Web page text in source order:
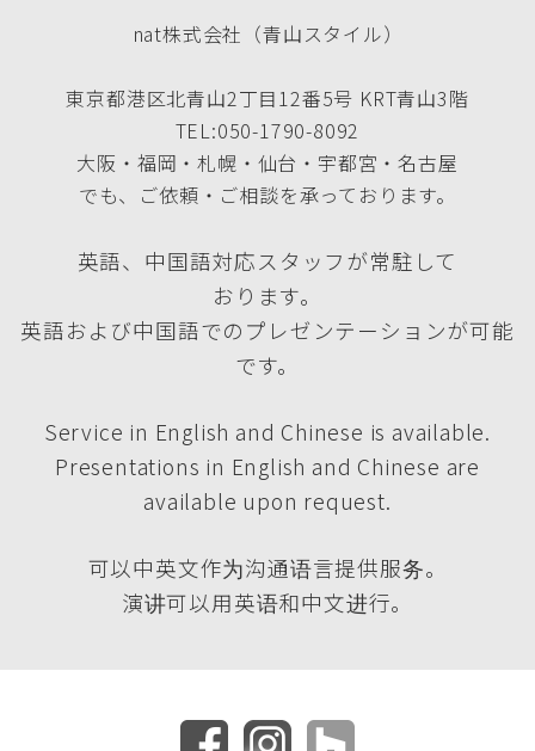
nat株式会社（青山スタイル）
東京都港区北青山2丁目12番5号 KRT青山3階
TEL:050-1790-8092
大阪・福岡・札幌・仙台・宇都宮・名古屋
でも、ご依頼・ご相談を承っております。
英語、中国語対応スタッフが常駐して
おります。
英語および中国語でのプレゼンテーションが可能
です。
Service in English and Chinese is available.
Presentations in English and Chinese are
available upon request.
可以中英文作为沟通语言提供服务。
演讲可以用英语和中文进行。